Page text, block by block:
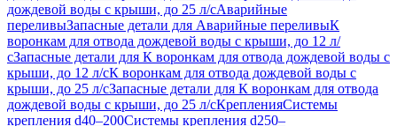
дождевой воды с крыши, до 25 л/сАварийные
переливыЗапасные детали для Аварийные переливыК
воронкам для отвода дождевой воды с крыши, до 12 л/
сЗапасные детали для К воронкам для отвода дождевой воды с
крыши, до 12 л/сК воронкам для отвода дождевой воды с
крыши, до 25 л/сЗапасные детали для К воронкам для отвода
дождевой воды с крыши, до 25 л/сКрепленияСистемы
крепления d40–200Системы крепления d250–